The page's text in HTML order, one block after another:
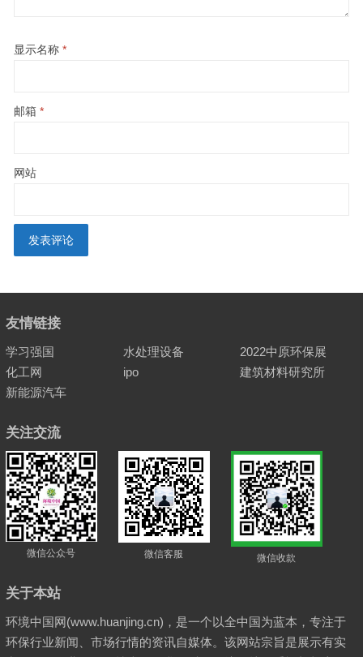
显示名称 *
邮箱 *
网站
友情链接
学习强国 水处理设备
2022中原环保展
化工网
ipo
建筑材料研究所
新能源汽车
关注交流
微信公众号 微信客服 微信收款
关于本站
环境中国网(www.huanjing.cn)，是一个以全中国为蓝本，专注于
环保行业新闻、市场行情的资讯自媒体。该网站宗旨是展示有实